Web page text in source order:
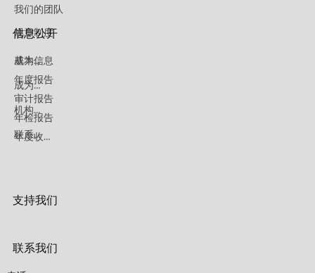
我们的团队
规章制度
信息公开
基本信息
年度报告
审计报告
年检报告
年度收支情况
支持我们
成为捐赠人
成为志愿者
机构招聘
联系我们
联系我们